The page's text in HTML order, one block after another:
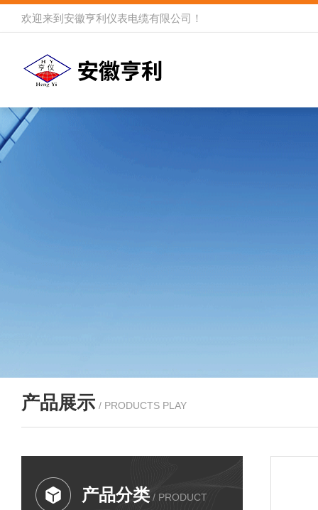
欢迎来到 安徽亨利仪表电缆有限公司 ！
产品展示 / PRODUCTS PLAY
产品分类 / PRODUCT